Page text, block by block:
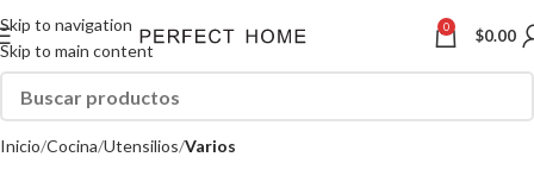
Skip to navigation
Skip to main content
0 $0.00
Inicio Cocina Utensilios Varios